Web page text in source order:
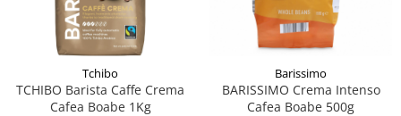
Tchibo
TCHIBO Barista Caffe Crema
Cafea Boabe 1Kg
Barissimo
BARISSIMO Crema Intenso
Cafea Boabe 500g